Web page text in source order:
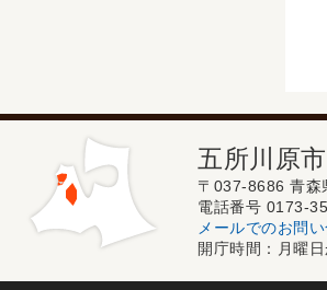
五所川原市
〒037-8686 青森
電話番号 0173-
メールでのお問
開庁時間：月曜